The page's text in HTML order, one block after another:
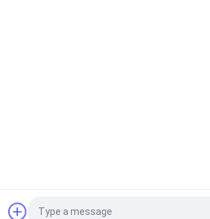
Fordern Sie ein Angebot